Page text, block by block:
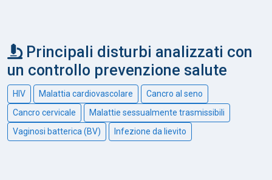
Principali disturbi analizzati con
un controllo prevenzione salute
HIV Malattia cardiovascolare
Cancro al seno
Cancro cervicale
Malattie sessualmente trasmissibili
Vaginosi batterica (BV)
Infezione da lievito